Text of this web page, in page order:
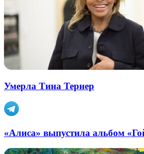
Умерла Тина Тернер
«Алиса» выпустила альбом